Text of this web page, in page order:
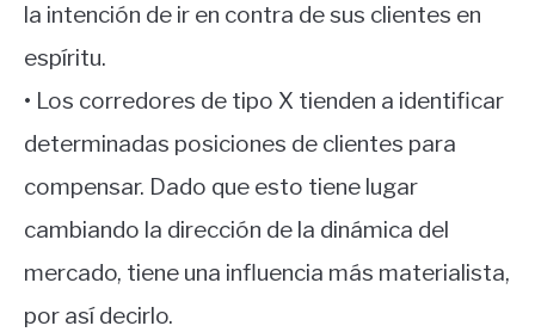
la intención de ir en contra de sus clientes en
espíritu.
• Los corredores de tipo X tienden a identificar
determinadas posiciones de clientes para
compensar. Dado que esto tiene lugar
cambiando la dirección de la dinámica del
mercado, tiene una influencia más materialista,
por así decirlo.